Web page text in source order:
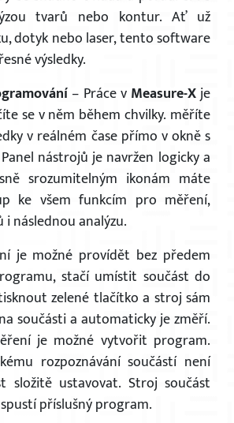
×
tvarů nebo kontur. Ať už
dotyk nebo laser, tento software
výsledky.
– Práce v Measure-Xje
se v něm během chvilky. měříte
v reálném čase přímo v okně s
nástrojů je navržen logicky a
srozumitelným ikonám máte
ke všem funkcím pro měření,
následnou analýzu.
je možné provídět bez předem
stačí umístit součást do
zelené tlačítko a stroj sám
součásti a automaticky je změří.
je možné vytvořit program.
rozpoznávání součástí není
složitě ustavovat. Stroj součást
příslušný program.